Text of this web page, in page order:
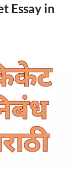
Essay in